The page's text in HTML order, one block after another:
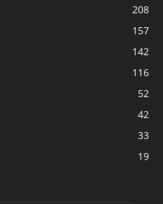
208
157
142
116
52
42
33
19